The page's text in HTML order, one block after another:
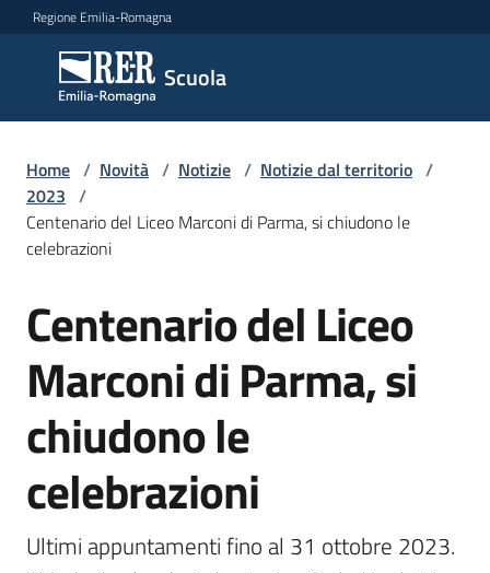
Vai al contenuto
Vai alla navigazione
Vai al footer
Regione Emilia-Romagna
Scuola
Scuola
Argomenti
Novità
Servizi
Leggi,
atti
e
bandi
Piani,
programmi
Home / Novità / Notizie / Notizie dal territorio /
2023 /
Centenario del Liceo Marconi di Parma, si chiudono le
celebrazioni
Salta al contenuto
Centenario del Liceo
Marconi di Parma, si
chiudono le
celebrazioni
Ultimi appuntamenti fino al 31 ottobre 2023.